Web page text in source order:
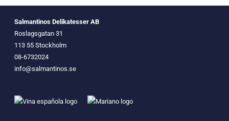
Salmantinos Delikatesser AB
Roslagsgatan 31
113 55 Stockholm
08-6732024
info@salmantinos.se